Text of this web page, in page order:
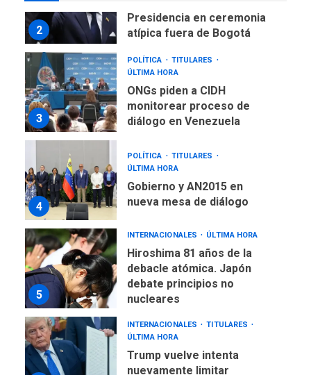
2
Presidencia en ceremonia
atípica fuera de Bogotá
3
POLÍTICA
TITULARES
ÚLTIMA HORA
ONGs piden a CIDH
monitorear proceso de
diálogo en Venezuela
4
POLÍTICA
TITULARES
ÚLTIMA HORA
Gobierno y AN2015 en
nueva mesa de diálogo
5
INTERNACIONALES ÚLTIMA HORA
Hiroshima 81 años de la
debacle atómica. Japón
debate principios no
nucleares
INTERNACIONALES
TITULARES
ÚLTIMA HORA
Trump vuelve intenta
nuevamente limitar